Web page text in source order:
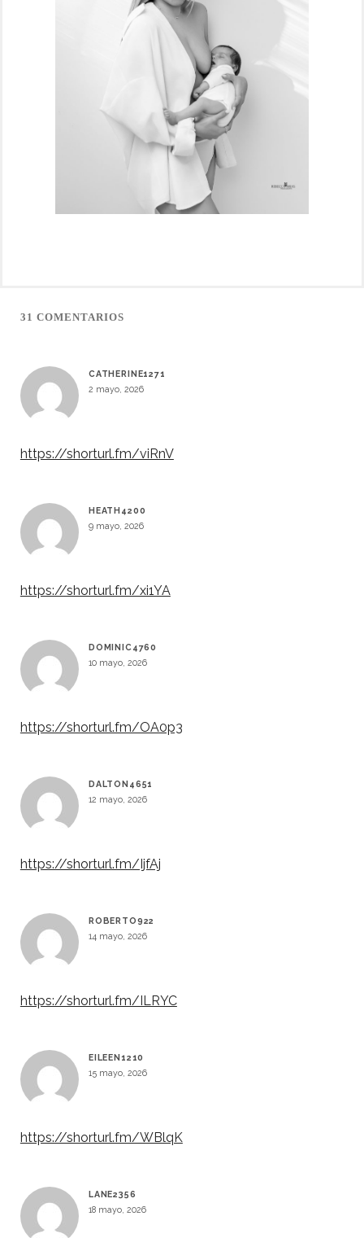
31 COMENTARIOS
CATHERINE1271
2 mayo, 2026
https://shorturl.fm/viRnV
HEATH4200
9 mayo, 2026
https://shorturl.fm/xi1YA
DOMINIC4760
10 mayo, 2026
https://shorturl.fm/OA0p3
DALTON4651
12 mayo, 2026
https://shorturl.fm/IjfAj
ROBERTO922
14 mayo, 2026
https://shorturl.fm/ILRYC
EILEEN1210
15 mayo, 2026
https://shorturl.fm/WBlqK
LANE2356
18 mayo, 2026